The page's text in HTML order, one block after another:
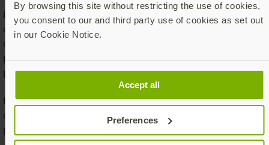
By browsing this site without restricting the use of cookies,
you consent to our and third party use of cookies as set out
in our Cookie Notice.
Accept all
Preferences
La autenticación mediante un solo nombre de usuario y
contraseña es la denominada “de un factor”. Añadir una
capa física adicional de MFA mediante llaves de seguridad
permite a las pymes reducir significativamente los
peligros cibernéticos.
El MFA pone más alto el listón de la seguridad haciendo
que el usuario deba elegir de entre 2 de 3 factores
posibles para verificar su identidad: